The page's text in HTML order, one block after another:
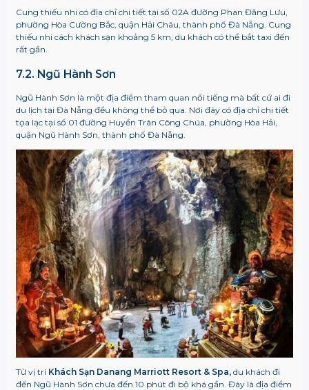
Cung thiếu nhi có địa chỉ chi tiết tại số 02A đường Phan Đăng Lưu,
phường Hòa Cường Bắc, quận Hải Châu, thành phố Đà Nẵng. Cung
thiếu nhi cách khách sạn khoảng 5 km, du khách có thể bắt taxi đến
rất gần.
7.2. Ngũ Hành Sơn
Ngũ Hành Sơn là một địa điểm tham quan nổi tiếng mà bất cứ ai đi
du lịch tại Đà Nẵng đều không thể bỏ qua. Nơi đây có địa chỉ chi tiết
tọa lạc tại số 01 đường Huyền Trân Công Chúa, phường Hòa Hải,
quận Ngũ Hành Sơn, thành phố Đà Nẵng.
Từ vị tríKhách Sạn Danang Marriott Resort & Spa, du khách đi
đến Ngũ Hành Sơn chưa đến 10 phút đi bộ khá gần. Đây là địa điểm